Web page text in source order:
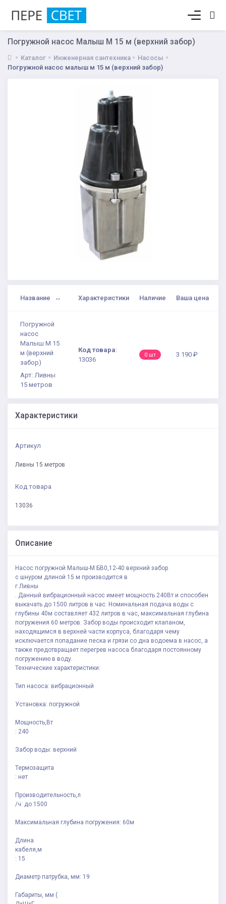
Погружной насос Малыш М 15 м (верхний забор)
Каталог Инженерная сантехника
Насосы
Погружной насос малыш м 15 м (верхний забор)
Название Характеристики Наличие Ваша цена
Погружной
насос
Малыш М 15
м (верхний
забор)
Арт: Ливны
15 метров
Код товара:
13036
0 шт 3 190 ₽
Характеристики
Артикул
Ливны 15 метров
Код товара
13036
Описание
Насос погружной Малыш-М БВ0,12-40 верхний забор
с шнуром длиной 15 м производится в
г.Ливны
. Данный вибрационный насос имеет мощность 240Вт и способен
выкачать до 1500 литров в час. Номинальная подача воды с
глубины 40м составляет 432 литров в час, максимальная глубина
погружения 60 метров. Забор воды происходит клапаном,
находящимся в верхней части корпуса, благодаря чему
исключается попадание песка и грязи со дна водоема в насос, а
также предотвращает перегрев насоса благодаря постоянному
погружению в воду.
Технические характеристики:
Тип насоса: вибрационный
Установка: погружной
Мощность,Вт
: 240
Забор воды: верхний
Термозащита
: нет
Производительность,л
/ч: до 1500
Максимальная глубина погружения: 60м
Длина
кабеля,м
: 15
Диаметр патрубка, мм: 19
Габариты, мм (